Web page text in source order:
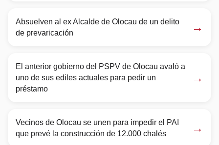
Absuelven al ex Alcalde de Olocau de un delito
de prevaricación
→
El anterior gobierno del PSPV de Olocau avaló a
uno de sus ediles actuales para pedir un
préstamo
→
Vecinos de Olocau se unen para impedir el PAI
que prevé la construcción de 12.000 chalés
→